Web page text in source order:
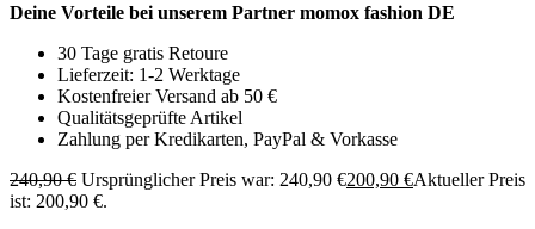
Deine Vorteile bei unserem Partner momox fashion DE
30 Tage gratis Retoure
Lieferzeit: 1-2 Werktage
Kostenfreier Versand ab 50 €
Qualitätsgeprüfte Artikel
Zahlung per Kredikarten, PayPal & Vorkasse
240,90€ Ursprünglicher Preis war: 240,90 €200,90 €Aktueller Preis
ist: 200,90 €.